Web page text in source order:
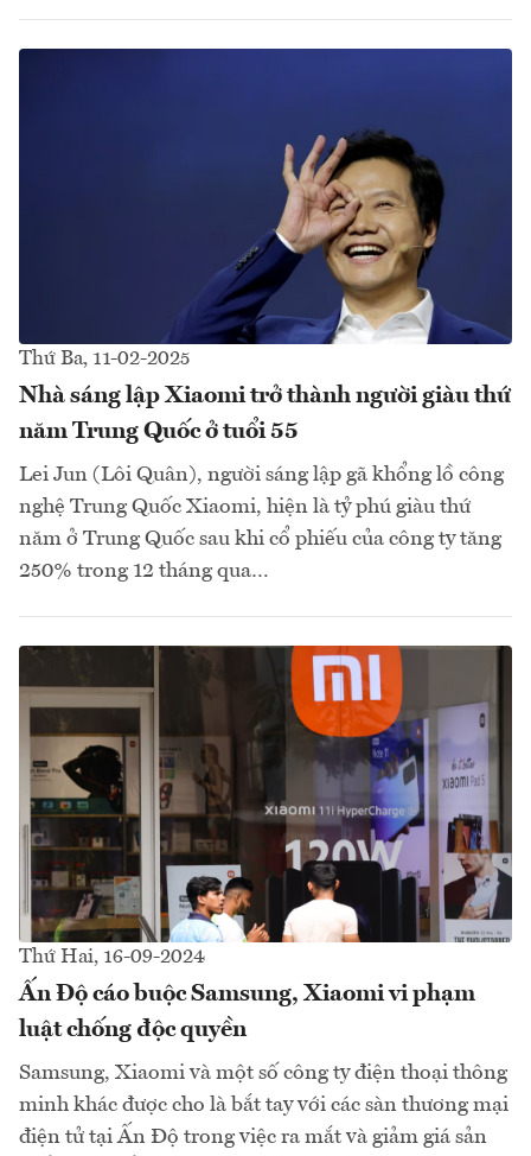
Thứ Ba, 11-02-2025
Nhà sáng lập Xiaomi trở thành người giàu thứ
năm Trung Quốc ở tuổi 55
Lei Jun (Lôi Quân), người sáng lập gã khổng lồ công
nghệ Trung Quốc Xiaomi, hiện là tỷ phú giàu thứ
năm ở Trung Quốc sau khi cổ phiếu của công ty tăng
250% trong 12 tháng qua…
Thứ Hai, 16-09-2024
Ấn Độ cáo buộc Samsung, Xiaomi vi phạm
luật chống độc quyền
Samsung, Xiaomi và một số công ty điện thoại thông
minh khác được cho là bắt tay với các sàn thương mại
điện tử tại Ấn Độ trong việc ra mắt và giảm giá sản